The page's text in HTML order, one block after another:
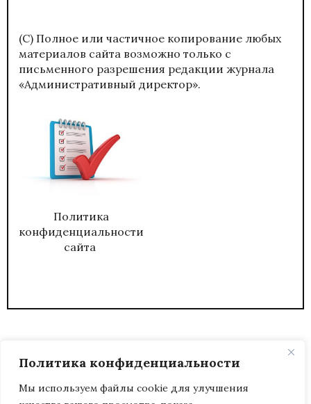
Политика конфиденциальности
Мы используем файлы cookie для улучшения
(С) Полное или частичное копирование любых
материалов сайта возможно только с
письменного разрешения редакции журнала
«Административный директор».
Политика
конфиденциальности
сайта